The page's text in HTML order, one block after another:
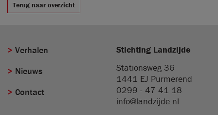
Terug naar overzicht
Verhalen
Nieuws
Contact
Stichting Landzijde
Stationsweg 36
1441 EJ Purmerend
0299 - 47 41 18
info@landzijde.nl